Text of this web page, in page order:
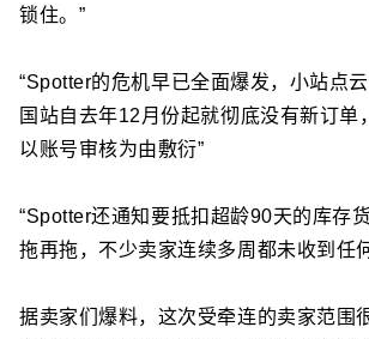
锁住。”
“Spotter的危机早已全面爆发，小站点
国站自去年12月份起就彻底没有新订单
以账号审核为由敷衍”
“Spotter还通知要抵扣超龄90天的库存
拖再拖，不少卖家连续多周都未收到任
据卖家们爆料，这次受牵连的卖家范围